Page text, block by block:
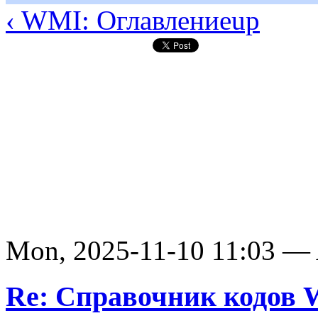
‹ WMI: Оглавлениеup
Mon, 2025-11-10 11:03 —
Re: Справочник кодов